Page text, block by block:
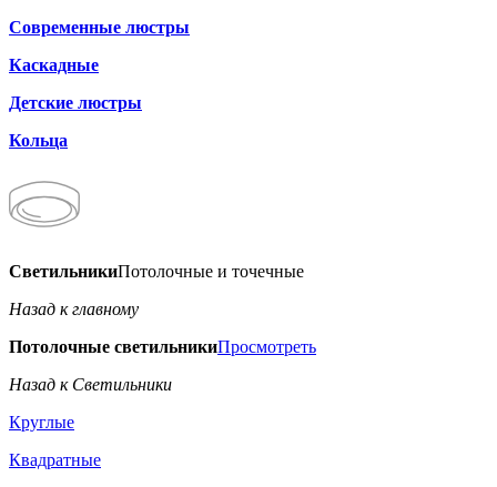
Современные люстры
Каскадные
Детские люстры
Кольца
СветильникиПотолочные и точечные
Назад к главному
Потолочные светильникиПросмотреть
Назад к Светильники
Круглые
Квадратные